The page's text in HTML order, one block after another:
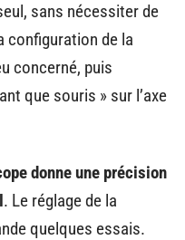
sans nécessiter de
configuration de la
concerné, puis
que souris » sur l’axe
donne une précision
. Le réglage de la
quelques essais.